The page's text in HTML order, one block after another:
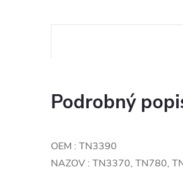
Podrobný
OEM : TN3390
NAZOV : TN3370, TN780,